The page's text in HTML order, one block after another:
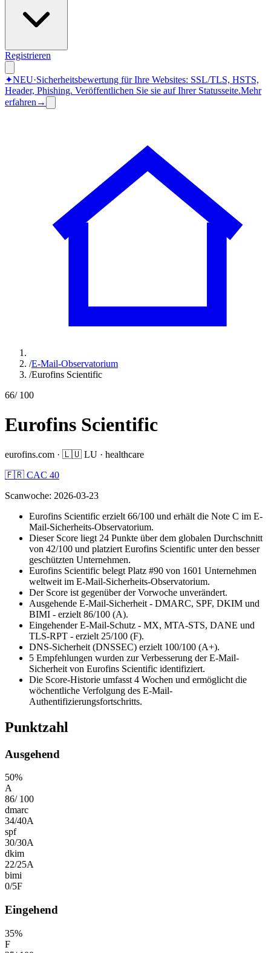
Registrieren
✦NEU·Sicherheitsbewertung für Ihre Websites: SSL/TLS, HSTS,
Header, Phishing. Veröffentlichen Sie sie auf Ihrer Statusseite.Mehr
erfahren →
/E-Mail-Observatorium
/Eurofins Scientific
66/ 100
Eurofins Scientific
eurofins.com · 🇱🇺 LU · healthcare
🇫🇷 CAC 40
Scanwoche: 2026-03-23
Eurofins Scientific erzielt 66/100 und erhält die Note C im E-
Mail-Sicherheits-Observatorium.
Dieser Score liegt 24 Punkte über dem globalen Durchschnitt
von 42/100 und platziert Eurofins Scientific unter den besser
geschützten Unternehmen.
Eurofins Scientific belegt Platz #90 von 1601 Unternehmen
weltweit im E-Mail-Sicherheits-Observatorium.
Der Score ist gegenüber der Vorwoche unverändert.
Ausgehende E-Mail-Sicherheit - DMARC, SPF, DKIM und
BIMI - erzielt 86/100 (A).
Eingehender E-Mail-Schutz - MX, MTA-STS, DANE und
TLS-RPT - erzielt 25/100 (F).
DNS-Sicherheit (DNSSEC) erzielt 100/100 (A+).
5 Empfehlungen wurden zur Verbesserung der E-Mail-
Sicherheit von Eurofins Scientific identifiziert.
Die Score-Historie umfasst 4 Wochen und ermöglicht die
wöchentliche Verfolgung des E-Mail-
Authentifizierungsfortschritts.
Punktzahl
Ausgehend
50%
A
86/ 100
dmarc
34/40A
spf
30/30A
dkim
22/25A
bimi
0/5F
Eingehend
35%
F